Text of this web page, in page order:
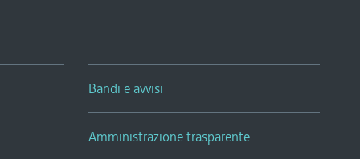
Bandi e avvisi
Amministrazione trasparente